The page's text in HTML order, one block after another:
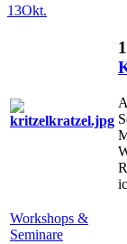
13Okt.
Workshops &
Seminare